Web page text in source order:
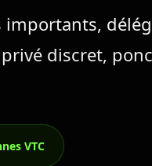
importants,
discret,
VTC